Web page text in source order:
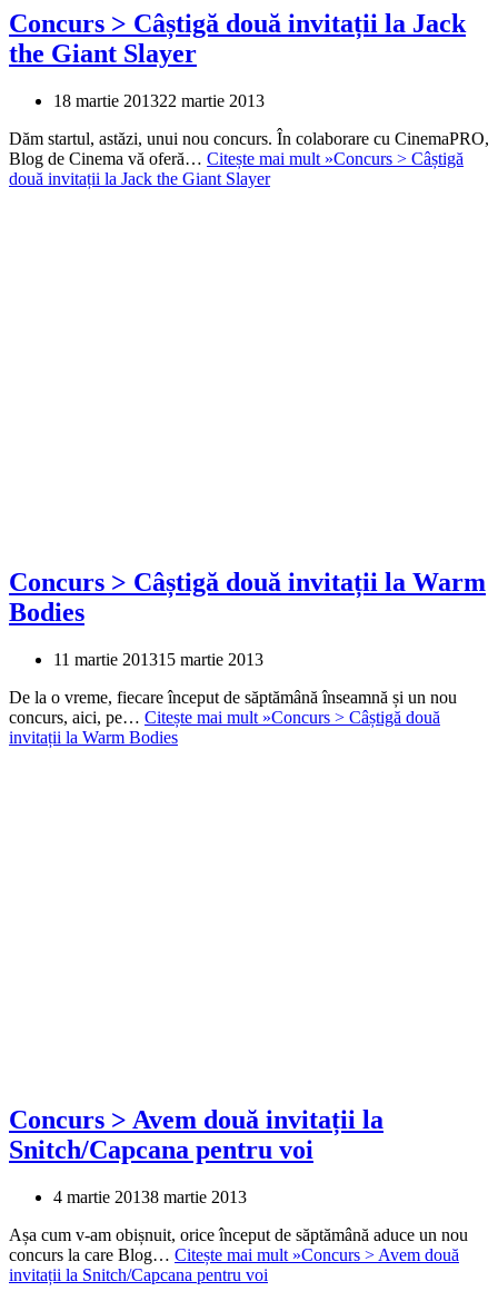
Concurs > Câștigă două invitații la Jack
the Giant Slayer
18 martie 201322 martie 2013
Dăm startul, astăzi, unui nou concurs. În colaborare cu CinemaPRO,
Blog de Cinema vă oferă… Citește mai mult »Concurs > Câștigă
două invitații la Jack the Giant Slayer
Concurs > Câștigă două invitații la Warm
Bodies
11 martie 201315 martie 2013
De la o vreme, fiecare început de săptămână înseamnă și un nou
concurs, aici, pe… Citește mai mult »Concurs > Câștigă două
invitații la Warm Bodies
Concurs > Avem două invitații la
Snitch/Capcana pentru voi
4 martie 20138 martie 2013
Așa cum v-am obișnuit, orice început de săptămână aduce un nou
concurs la care Blog… Citește mai mult »Concurs > Avem două
invitații la Snitch/Capcana pentru voi